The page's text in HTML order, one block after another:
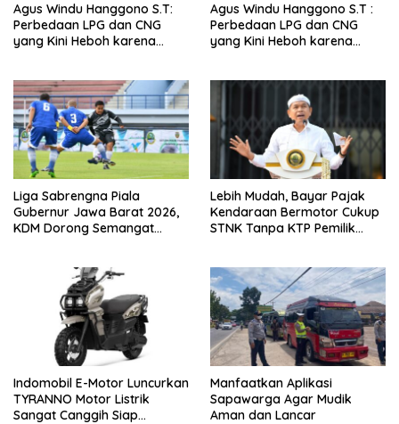
Agus Windu Hanggono S.T:
Perbedaan LPG dan CNG
yang Kini Heboh karena
Agus Windu Hanggono S.T :
Perbedaan LPG dan CNG
yang Kini Heboh karena
Liga Sabrengna Piala
Gubernur Jawa Barat 2026,
KDM Dorong Semangat
Arcamanik
Lebih Mudah, Bayar Pajak
Kendaraan Bermotor Cukup
STNK Tanpa KTP Pemilik
Indomobil E-Motor Luncurkan
TYRANNO Motor Listrik
Sangat Canggih Siap
Manfaatkan Aplikasi
Sapawarga Agar Mudik
Aman dan Lancar